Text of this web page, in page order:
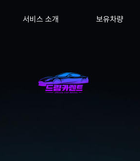
서비스 소개 보유차량